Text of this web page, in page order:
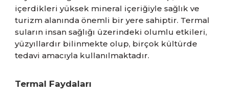
içerdikleri yüksek mineral içeriğiyle sağlık ve
turizm alanında önemli bir yere sahiptir. Termal
suların insan sağlığı üzerindeki olumlu etkileri,
yüzyıllardır bilinmekte olup, birçok kültürde
tedavi amacıyla kullanılmaktadır.
Termal Faydaları